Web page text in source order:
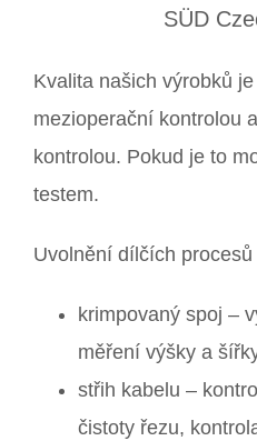
SÜD
Kvalita našich výrobků
mezioperační kontrolou
kontrolou. Pokud je to
testem.
Uvolnění dílčích
krimpovaný spoj –
měření výšky a
střih kabelu –
čistoty řezu,